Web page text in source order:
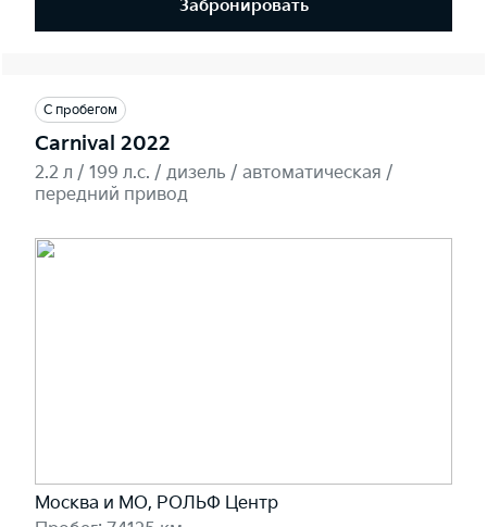
Забронировать
С пробегом
Carnival 2022
2.2 л / 199 л.c. / дизель / автоматическая /
передний привод
Москва и МО, РОЛЬФ Центр